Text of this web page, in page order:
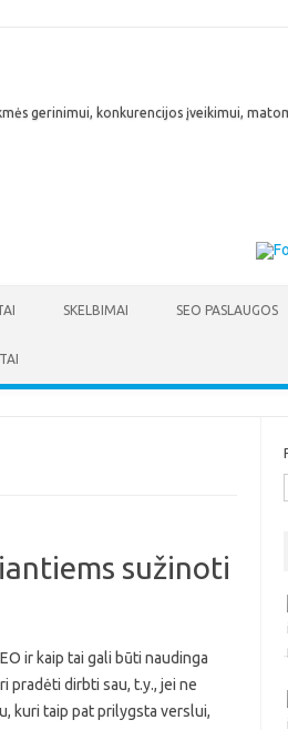
gerinimui, konkurencijos įveikimui,
SKELBIMAI SEO PASLAUGOS
sužinoti
ir kaip tai gali būti naudinga
pradėti dirbti sau, t.y., jei ne
kuri taip pat prilygsta verslui,